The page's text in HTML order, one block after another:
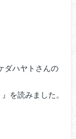
ダハヤトさんの
』を読みました。